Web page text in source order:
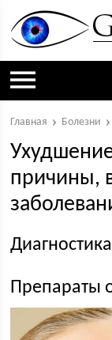
Главная Болезни
причины,
Диагностика
Препараты